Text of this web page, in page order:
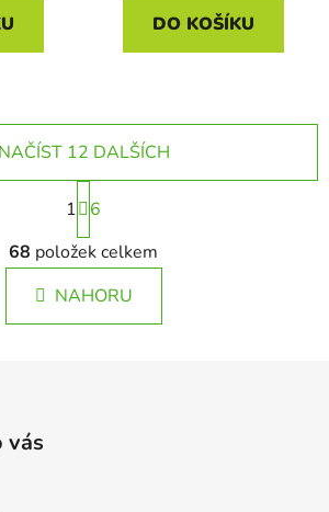
DO KOŠÍKU
O
v
l
á
d
NAČÍST 12 DALŠÍCH
S
t
r
á
n
k
1
6
68 položek celkem
NAHORU
vás